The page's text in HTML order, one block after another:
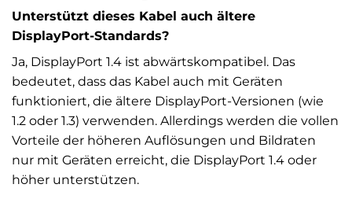
Unterstützt dieses Kabel auch ältere
DisplayPort-Standards?
Ja, DisplayPort 1.4 ist abwärtskompatibel. Das
bedeutet, dass das Kabel auch mit Geräten
funktioniert, die ältere DisplayPort-Versionen (wie
1.2 oder 1.3) verwenden. Allerdings werden die vollen
Vorteile der höheren Auflösungen und Bildraten
nur mit Geräten erreicht, die DisplayPort 1.4 oder
höher unterstützen.